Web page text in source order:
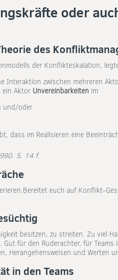
oder
des
der Konflikteskalation,
Interaktion zwischen mehreren
ein Aktor Unvereinbarkeiten im
und/oder
dass im Realisieren eine
S. 14 f.
euch auf Konflikt-
besitzen, zu streiten. Zu viel
für den Ruderachter, für
Herangehensweisen und Werten
in den Teams